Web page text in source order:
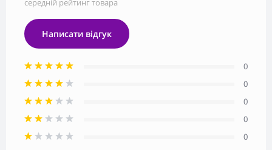
середній рейтинг товара
Написати відгук
0
0
0
0
0